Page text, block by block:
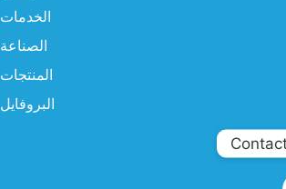
الخدمات
الصناعة
المنتجات
البروفايل